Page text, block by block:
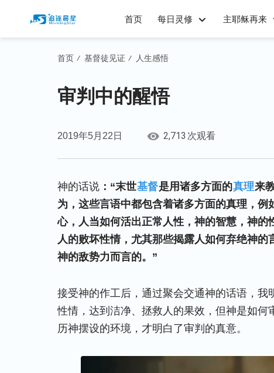
首页 每日灵修 主耶稣再来
首页 / 基督徒见证 / 人生感悟
审判中的醒悟
2019年5月22日 2,713 次观看
神的话说 ：“末世基督是用诸多方面的真理来
为，这些言语中都包含着诸多方面的真理，
心，人当如何活出正常人性，神的智慧，神
人的败坏性情，尤其那些揭露人如何弃绝神
神的敌势力而言的。”
接受神的作工后，通过聚会交通神的话语，
性情，达到洁净、拯救人的果效，但神是如
历神摆设的环境，才明白了审判的真意。